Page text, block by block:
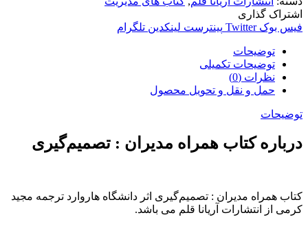
اشتراک گذاری
فیس بوک Twitter پینترست لینکدین تلگرام
توضیحات
توضیحات تکمیلی
نظرات (0)
حمل و نقل و تحویل محصول
توضیحات
درباره کتاب همراه مدیران : تصمیم‌گیری
کتاب همراه مدیران : تصمیم‌گیری اثر دانشگاه هاروارد ترجمه مجید
کرمی از انتشارات آریانا قلم می باشد.